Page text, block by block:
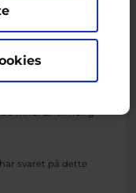
i mine bryster.
år, og mærkede
Føler ikke jeg
bare. Prøver hele
ikke. Er virkelig
svaret på dette